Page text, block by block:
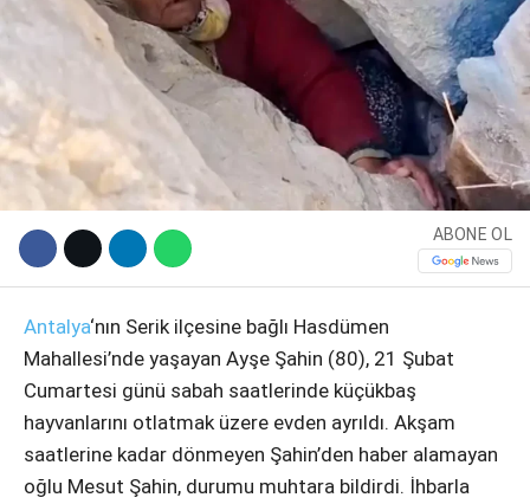
Facebook
ABONE OL
Antalya‘nın Serik ilçesine bağlı Hasdümen
Mahallesi’nde yaşayan Ayşe Şahin (80), 21 Şubat
Cumartesi günü sabah saatlerinde küçükbaş
hayvanlarını otlatmak üzere evden ayrıldı. Akşam
saatlerine kadar dönmeyen Şahin’den haber alamayan
oğlu Mesut Şahin, durumu muhtara bildirdi. İhbarla